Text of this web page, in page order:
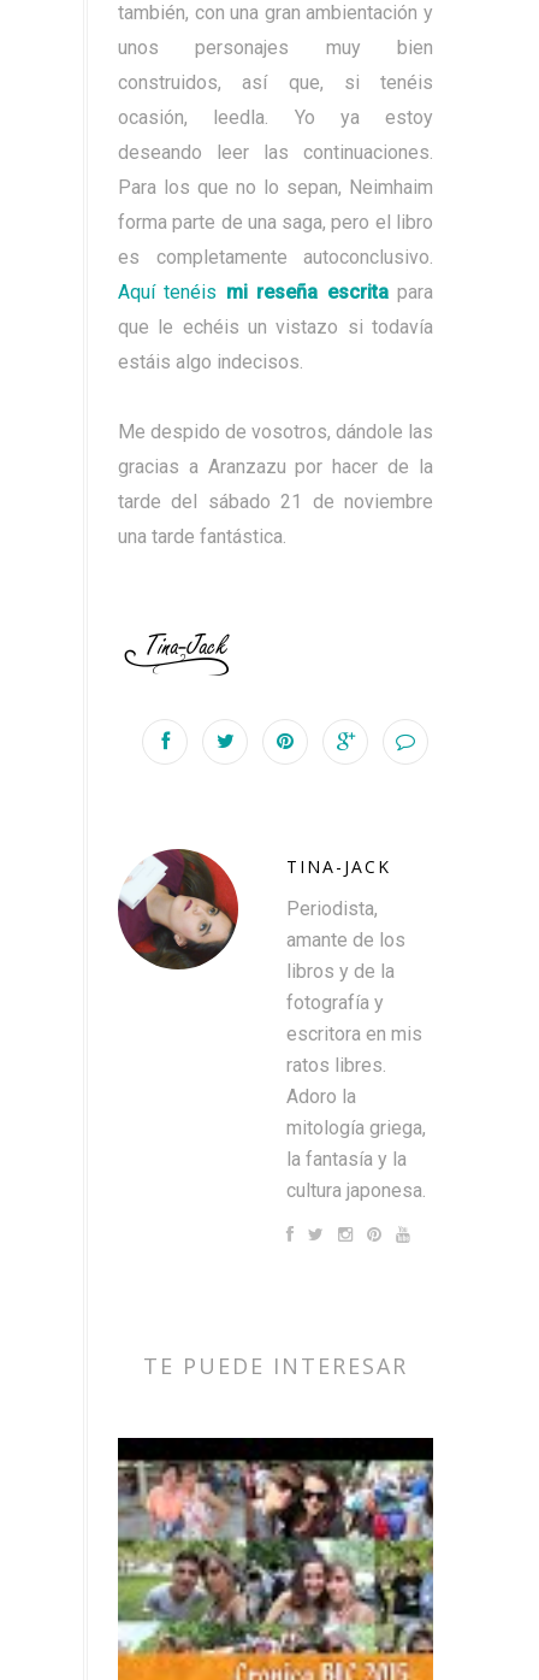
también, con una gran ambientación y
unos personajes muy bien
construidos, así que, si tenéis
ocasión, leedla. Yo ya estoy
deseando leer las continuaciones.
Para los que no lo sepan, Neimhaim
forma parte de una saga, pero el libro
es completamente autoconclusivo.
Aquí tenéis mi reseña escritapara
que le echéis un vistazo si todavía
estáis algo indecisos.
Me despido de vosotros, dándole las
gracias a Aranzazu por hacer de la
tarde del sábado 21 de noviembre
una tarde fantástica.
TINA-JACK
Periodista,
amante de los
libros y de la
fotografía y
escritora en mis
ratos libres.
Adoro la
mitología griega,
la fantasía y la
cultura japonesa.
TE PUEDE INTERESAR